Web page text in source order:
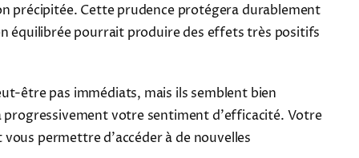
précipitée. Cette prudence protégera durablement
équilibrée pourrait produire des effets très positifs
être pas immédiats, mais ils semblent bien
progressivement votre sentiment d'efficacité. Votre
permettre d'accéder à de nouvelles